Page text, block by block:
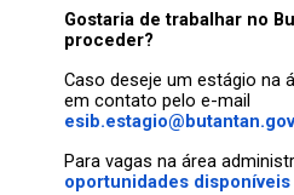
Gostaria de trabalhar no
proceder?
Caso deseje um estágio na
em contato pelo e-mail
Para vagas na área
oportunidades disponíveis